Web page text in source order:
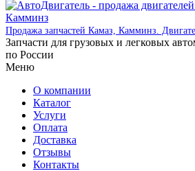
Продажа запчастей Камаз, Камминз.
Запчасти для грузовых и легковых
по России
Меню
О компании
Каталог
Услуги
Оплата
Доставка
Отзывы
Контакты